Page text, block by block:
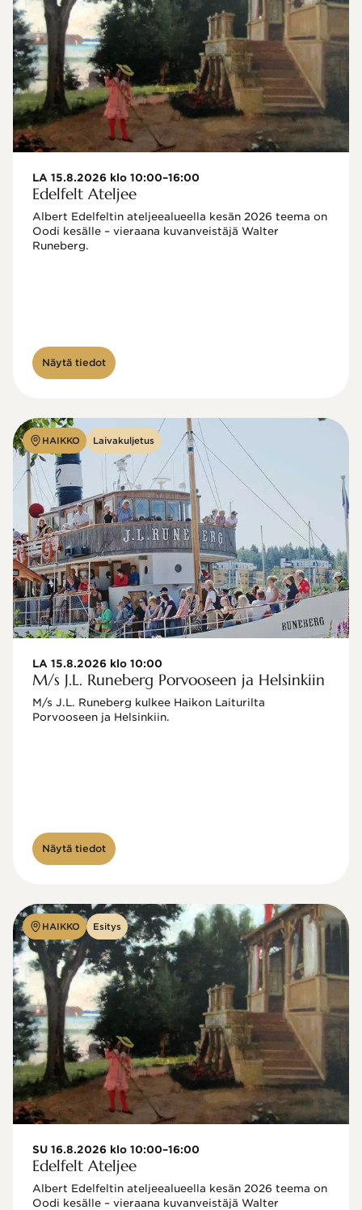
LA 15.8.2026 klo 10:00–16:00
Edelfelt Ateljee
Albert Edelfeltin ateljeealueella kesän 2026 teema on
Oodi kesälle – vieraana kuvanveistäjä Walter
Näytä tiedot
HAIKKO Laivakuljetus
LA 15.8.2026 klo 10:00
M/s J.L. Runeberg Porvooseen ja Helsinkiin
M/s J.L. Runeberg kulkee Haikon Laiturilta
Porvooseen ja Helsinkiin.
Näytä tiedot
HAIKKO Esitys
SU 16.8.2026 klo 10:00–16:00
Edelfelt Ateljee
Albert Edelfeltin ateljeealueella kesän 2026 teema on
Oodi kesälle – vieraana kuvanveistäjä Walter